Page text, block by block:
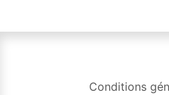
Conditions